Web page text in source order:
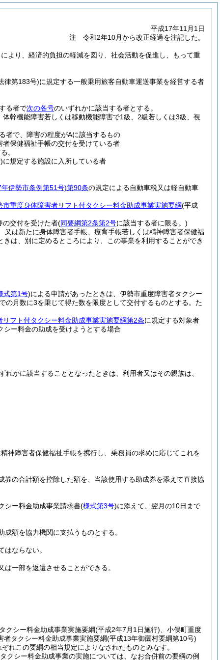
平成17年11月1日
注 令和2年10月から改正経過を注記した。
より、経済的負担の軽減を図り、社会活動を促進し、もって重
律第183号)に規定する一般乗用旅客自動車運送事業を経営する者
る者で次の各号のいずれかに該当する者とする。
幹機能障害若しくは移動機能障害で1級、2級若しくは3級、視
者で、障害の程度がAに該当するもの
者保健福祉手帳の交付を受けている者
。
に規定する施設に入所している者
伊勢市条例第51号)第90条の規定による自動車税又は軽自動車
市重度身体障害者リフト付タクシー料金助成事業実施要綱(平成
の交付を受けた者(同要綱第2条第2号に該当する者に限る。)
は新たに身体障害者手帳、療育手帳若しくは精神障害者保健福
は、別に定めるところにより、この事業を利用することができ
式第1号)による申請があったときは、伊勢市重度障害者タクシー
の月数に3を乗じて得た数を限度として交付するものとする。 た
リフト付タクシー料金助成事業実施要綱第2条に規定する対象者
ー料金の助成を受けようとする場合
れかに該当することとなったときは、利用者又はその親族は、
神障害者保健福祉手帳を携行し、乗務員の求めに応じてこれを
の合計額を控除した額を、当該使用する助成券を添えて直接協
シー料金助成事業請求書(様式第3号)に添えて、翌月の10日まで
額を協力機関に支払うものとする。
ならない。
一部を返還させることができる。
クシー料金助成事業実施要綱(平成2年7月1日施行) 、小俣町重度
者タクシー料金助成事業実施要綱(平成13年御薗村要綱第10号)
れこの要綱の相当規定によりなされたものとみなす。
クシー料金助成事業の実施については、なお合併前の要綱の例